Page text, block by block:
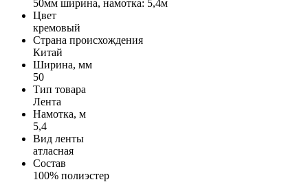
50мм ширина, намотка: 5,4м
Цвет
кремовый
Страна происхождения
Китай
Ширина, мм
50
Тип товара
Лента
Намотка, м
5,4
Вид ленты
атласная
Состав
100% полиэстер